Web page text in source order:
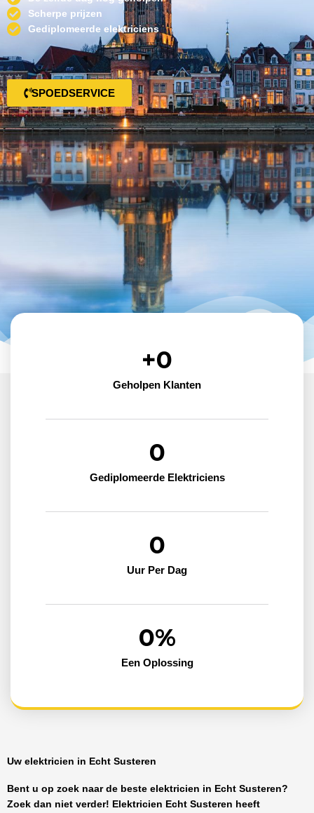
Scherpe prijzen
Gediplomeerde elektriciens
SPOEDSERVICE
Geholpen Klanten
+0
Gediplomeerde Elektriciens
0
Uur Per Dag
0
Een Oplossing
0%
Uw elektricien in Echt Susteren
Bent u op zoek naar de beste elektricien in Echt Susteren?
Zoek dan niet verder! Elektricien Echt Susteren heeft